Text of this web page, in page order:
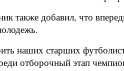
также добавил, что
наших старших
отборочный этап